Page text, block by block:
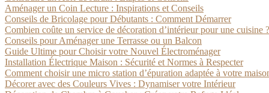
Aménager un Coin Lecture : Inspirations et Conseils
Conseils de Bricolage pour Débutants : Comment Démarrer
Combien coûte un service de décoration d’intérieur pour une cuisine ?
Conseils pour Aménager une Terrasse ou un Balcon
Guide Ultime pour Choisir votre Nouvel Électroménager
Installation Électrique Maison : Sécurité et Normes à Respecter
Comment choisir une micro station d’épuration adaptée à votre
Décorer avec des Couleurs Vives : Dynamiser votre Intérieur